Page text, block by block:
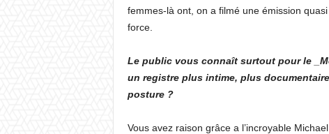
femmes-là ont, on a filmé une émission
force.
Le public vous connaît surtout pour le
un registre plus intime, plus
posture ?
Vous avez raison grâce a l’incroyable